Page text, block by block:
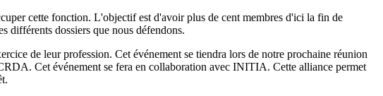
cette fonction. L'objectif est d'avoir plus de cent membres d'ici la fin de
différents dossiers que nous défendons.
de leur profession. Cet événement se tiendra lors de notre prochaine réunion
Cet événement se fera en collaboration avec INITIA. Cette alliance permet